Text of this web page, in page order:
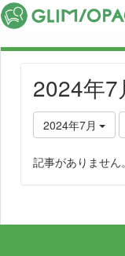
2024年7
2024年7月
記事がありません。